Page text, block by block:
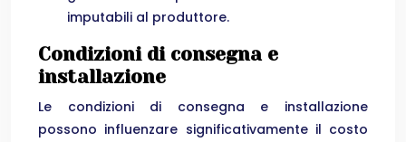
imputabili al produttore.
Condizioni di consegna e
installazione
Le condizioni di consegna e installazione
possono influenzare significativamente il costo